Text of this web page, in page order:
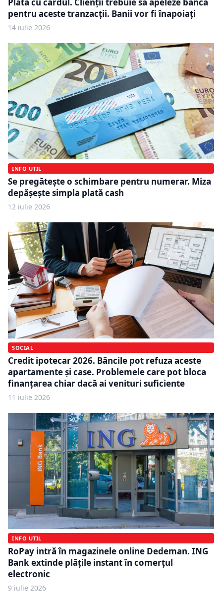
pentru aceste tranzacții. Banii vor fi înapoiați
14 iulie 2026
INFO UTIL
Se pregătește o schimbare pentru numerar. Miza
depășește simpla plată cash
12 iulie 2026
SOCIAL
Credit ipotecar 2026. Băncile pot refuza aceste
apartamente și case. Problemele care pot bloca
finanțarea chiar dacă ai venituri suficiente
11 iulie 2026
INFO UTIL
RoPay intră în magazinele online Dedeman. ING
Bank extinde plățile instant în comerțul
electronic
9 iulie 2026